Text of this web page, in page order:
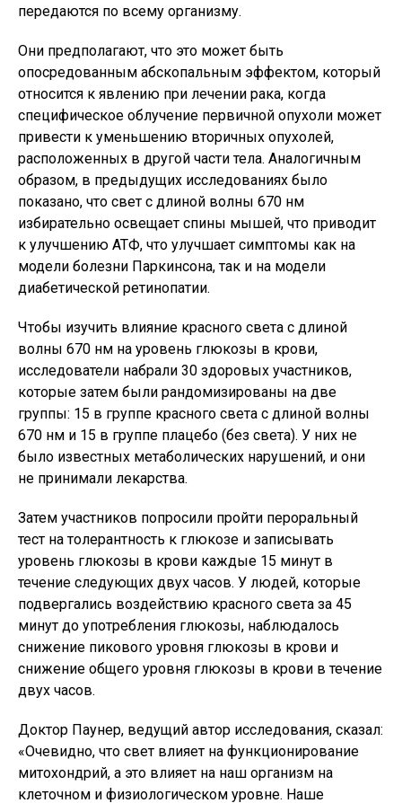
передаются по всему организму.
Они предполагают, что это может быть
опосредованным абскопальным эффектом, который
относится к явлению при лечении рака, когда
специфическое облучение первичной опухоли может
привести к уменьшению вторичных опухолей,
расположенных в другой части тела. Аналогичным
образом, в предыдущих исследованиях было
показано, что свет с длиной волны 670 нм
избирательно освещает спины мышей, что приводит
к улучшению АТФ, что улучшает симптомы как на
модели болезни Паркинсона, так и на модели
диабетической ретинопатии.
Чтобы изучить влияние красного света с длиной
волны 670 нм на уровень глюкозы в крови,
исследователи набрали 30 здоровых участников,
которые затем были рандомизированы на две
группы: 15 в группе красного света с длиной волны
670 нм и 15 в группе плацебо (без света). У них не
было известных метаболических нарушений, и они
не принимали лекарства.
Затем участников попросили пройти пероральный
тест на толерантность к глюкозе и записывать
уровень глюкозы в крови каждые 15 минут в
течение следующих двух часов. У людей, которые
подвергались воздействию красного света за 45
минут до употребления глюкозы, наблюдалось
снижение пикового уровня глюкозы в крови и
снижение общего уровня глюкозы в крови в течение
двух часов.
Доктор Паунер, ведущий автор исследования, сказал:
«Очевидно, что свет влияет на функционирование
митохондрий, а это влияет на наш организм на
клеточном и физиологическом уровне. Наше